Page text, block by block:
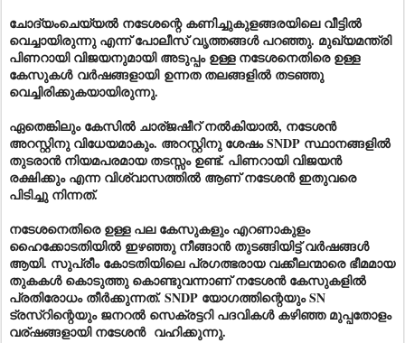
ചോദ്യംചെയ്യൽ നടേശന്റെ കണിച്ചുകുളങ്ങരയിലെ വീട്ടിൽ
വെച്ചായിരുന്നു എന്ന് പോലീസ് വൃത്തങ്ങൾ പറഞ്ഞു. മുഖ്യമന്ത്രി
പിണറായി വിജയനുമായി അടുപ്പം ഉള്ള നടേശനെതിരെ ഉള്ള
കേസുകൾ വർഷങ്ങളായി ഉന്നത തലങ്ങളിൽ തടഞ്ഞു
വെച്ചിരിക്കുകയായിരുന്നു.
ഏതെങ്കിലും കേസിൽ ചാര്ജഷീറ് നൽകിയാൽ, നടേശൻ
അറസ്റ്റിനു വിധേയമാകും. അറസ്റ്റിനു ശേഷം SNDP സ്ഥാനങ്ങളിൽ
തുടരാൻ നിയമപരമായ തടസ്സം ഉണ്ട്. പിണറായി വിജയൻ
രക്ഷിക്കും എന്ന വിശ്വാസത്തിൽ ആണ് നടേശൻ ഇതുവരെ
പിടിച്ചു നിന്നത്.
നടേശനെതിരെ ഉള്ള പല കേസുകളും എറണാകുളം
ഹൈക്കോടതിയിൽ ഇഴഞ്ഞു നീങ്ങാൻ തുടങ്ങിയിട്ട് വർഷങ്ങൾ
ആയി. സുപ്രീം കോടതിയിലെ പ്രഗത്ഭരായ വക്കീലന്മാരെ ഭീമമായ
തുകകൾ കൊടുത്തു കൊണ്ടുവന്നാണ് നടേശൻ കേസുകളിൽ
പ്രതിരോധം തീർക്കുന്നത്. SNDP യോഗത്തിന്റെയും SN
ട്രസ്റിന്റെയും ജനറൽ സെക്രട്ടറി പദവികൾ കഴിഞ്ഞ മുപ്പതോളം
വര്ഷങ്ങളായി നടേശൻ വഹിക്കുന്നു.